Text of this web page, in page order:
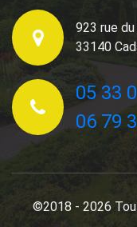
923 rue
33140
05 33
06 79
©2018 - 2026